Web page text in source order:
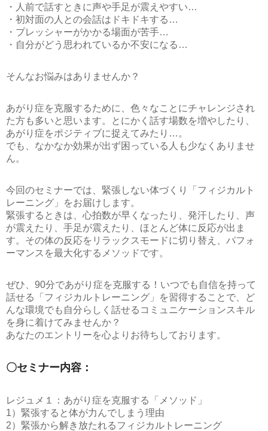
・人前で話すときに声や手足が震えやすい…
・初対面の人との会話はドキドキする…
・プレッシャーがかかる場面が苦手…
・自分がどう思われているか不安になる…
そんなお悩みはありませんか？
あがり症を克服するために、色々なことにチャレンジされ
た方も多いと思います。とにかく話す場数を増やしたり、
あがり症をポジティブに捉えてみたり…。
でも、なかなか効果が出ず困っている人も少なくありませ
ん。
今回のセミナーでは、緊張しない体づくり
「フィジカルト
レーニング」
をお届けします。
緊張するときは、心拍数が早くなったり、発汗したり、声
が震えたり、手足が震えたり、ほとんど体に反応が出ま
す。その体の反応をリラックスモードに切り替え、パフォ
ーマンスを最大化するメソッドです。
ぜひ、 90分であがり症を克服する！いつでも自信を持って
話せる「フィジカルトレーニング」
を習得することで、ど
んな環境でも自分らしく話せるコミュニケーションスキル
を身に着けてみませんか？
あなたのエントリーを心よりお待ちしております。
〇セミナー内容：
レジュメ１：あがり症を克服する「メソッド」
1）緊張すると体が力んでしまう理由
2）緊張から解き放たれるフィジカルトレーニング